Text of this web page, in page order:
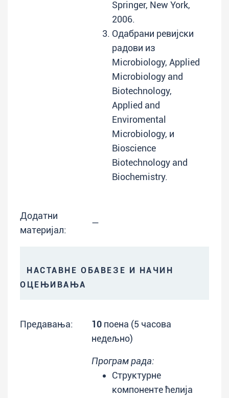
Springer, New York,
2006.
Одабрани ревијски
радови из
Microbiology, Applied
Microbiology and
Biotechnology,
Applied and
Enviromental
Microbiology, и
Bioscience
Biotechnology and
Biochemistry.
Додатни
материјал:
—
НАСТАВНЕ ОБАВЕЗЕ И НАЧИН
ОЦЕЊИВАЊА
Предавања: 10 поена (5 часова
недељно)
Програм рада:
Структурне
компоненте ћелија